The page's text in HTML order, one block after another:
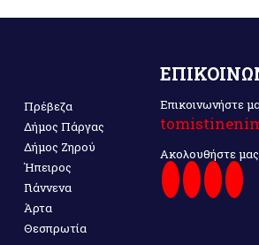
Πρέβεζα
Δήμος Πάργας
Δήμος Ζηρού
Ήπειρος
Γιάννενα
Άρτα
Θεσπρωτία
Επικοινωνήστε
Ακολουθήστε